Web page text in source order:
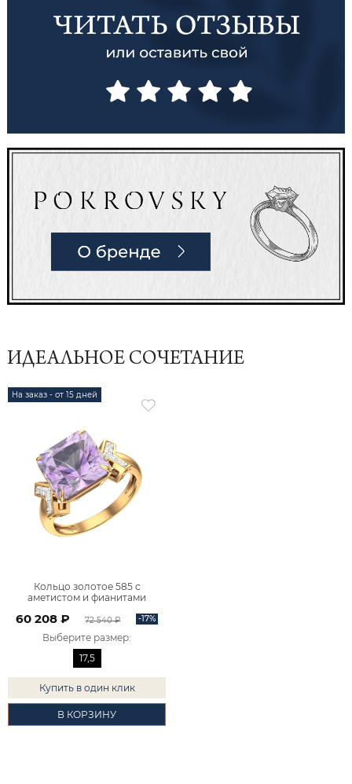
ИДЕАЛЬНОЕ СОЧЕТАНИЕ
На заказ - от 15 дней
Кольцо золотое 585 с
аметистом и фианитами
60 208 ₽ 72 540 ₽ -17%
Выберите размер:
17,5
Купить в один клик
В КОРЗИНУ